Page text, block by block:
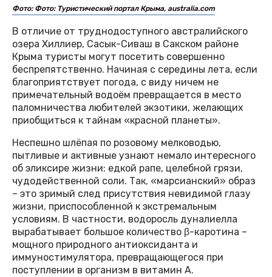
Фото: Фото: Туристический портал Крыма, australia.com
В отличие от труднодоступного австралийского
озера Хиллиер, Сасык-Сиваш в Сакском районе
Крыма туристы могут посетить совершенно
беспрепятственно. Начиная с середины лета, если
благоприятствует погода, с виду ничем не
примечательный водоём превращается в место
паломничества любителей экзотики, желающих
приобщиться к тайнам «красной планеты».
Неспешно шлёпая по розовому мелководью,
пытливые и активные узнают немало интересного
об эликсире жизни: едкой рапе, целебной грязи,
чудодейственной соли. Так, «марсианский» образ
– это зримый след присутствия невидимой глазу
жизни, приспособленной к экстремальным
условиям. В частности, водоросль дуналиелла
вырабатывает большое количество β-каротина –
мощного природного антиоксиданта и
иммуностимулятора, превращающегося при
поступлении в организм в витамин А.